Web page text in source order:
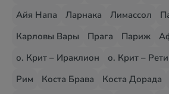
Айя Напа
Ларнака Лимассол
Карловы Вары
Прага Париж
о. Крит – Ираклион
о. Крит –
Рим
Коста Брава Коста Дорада